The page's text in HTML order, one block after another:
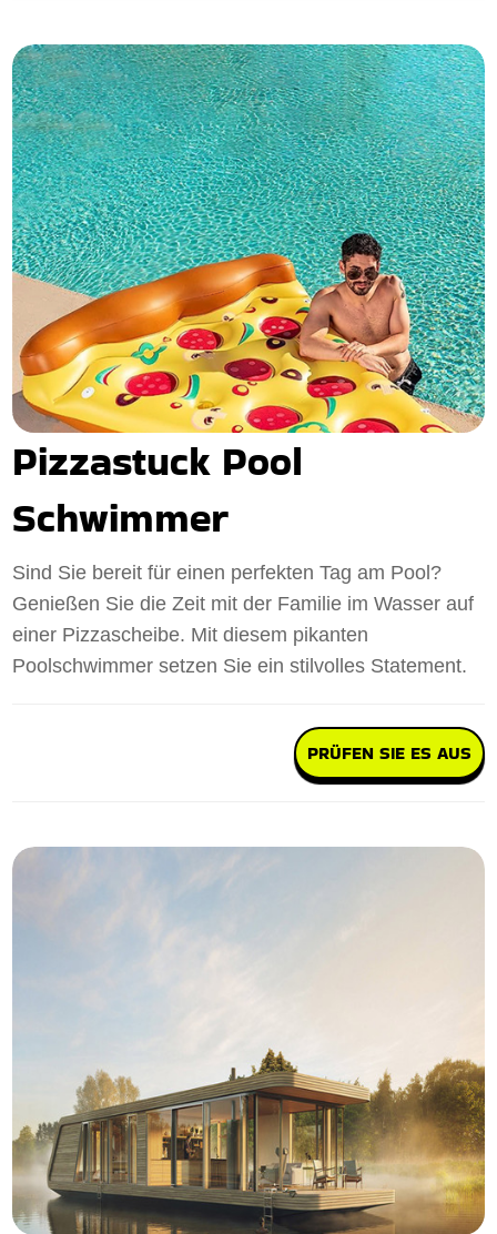
Pizzastuck Pool
Schwimmer
Sind Sie bereit für einen perfekten Tag am Pool?
Genießen Sie die Zeit mit der Familie im Wasser auf
einer Pizzascheibe. Mit diesem pikanten
Poolschwimmer setzen Sie ein stilvolles Statement.
PRÜFEN SIE ES AUS